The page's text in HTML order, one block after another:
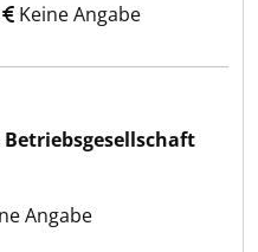
Keine Angabe
Angabe